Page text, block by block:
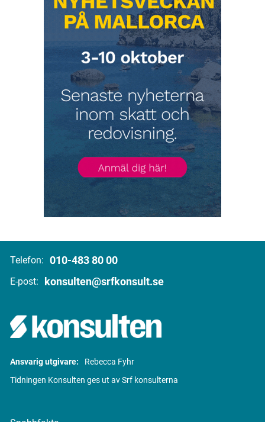
Telefon: 010-483 80 00
E-post: konsulten@srfkonsult.se
Ansvarig utgivare:
Rebecca Fyhr
Tidningen Konsulten ges ut av Srf konsulterna